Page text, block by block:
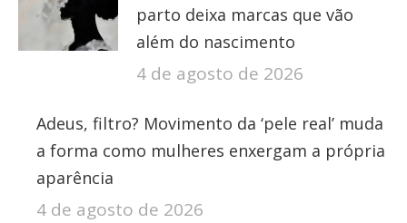
parto deixa marcas que vão
além do nascimento
4 de agosto de 2026
Adeus, filtro? Movimento da ‘pele real’ muda
a forma como mulheres enxergam a própria
aparência
4 de agosto de 2026